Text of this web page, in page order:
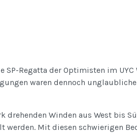
Regatta der Optimisten im
waren dennoch
drehenden Winden aus West bis
werden. Mit diesen schwierigen